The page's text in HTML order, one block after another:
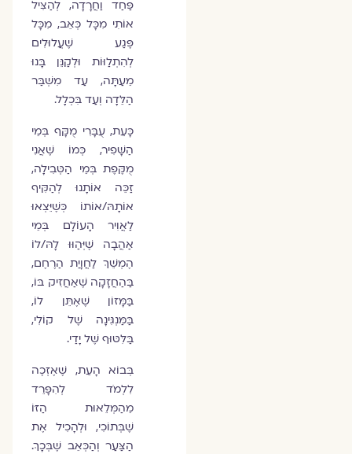
פַּחַד וַחֲרָדָה, לְהַצִּיל
אוֹתִי מִכָּל כְּאֵב, מִכָּל
פֶּגַע שֶׁעֲלוּלִים
לְהִתְלַוּוֹת וּלְקַנֵּן בָּנוּ
מֵעַתָּה, עַד מִשְׁבַּר
הַלֵּדָה וְעַד בִּכְלָל.
כָּעֵת, עֻבָּרִי מֻקָּף בְּמֵי
הַשָּׁפִיר, כְּמוֹ שֶׁאֲנִי
מֻקֶּפֶת בְּמֵי הַטְּבִילָה,
זַכֵּה אוֹתָנוּ לְהַקִּיף
אוֹתָהּ/אוֹתוֹ כְּשֶׁיֵּצְאוּ
לַאֲוִיר הָעוֹלָם בְּמֵי
אַהֲבָה שֶׁיְּהַוּוּ לָהּ/לוֹ
הֶמְשֵׁךְ לַחֲוָיַת הַרֶחֶם,
בַּהַחֲזָקָה שֶׁאַחֲזִיק בּוֹ,
בַּמָּזוֹן שֶׁאֶתֵּן לוֹ,
בַּמַּנְגִּינָה שֶׁל קוֹלִי,
בַּלִּטּוּף שֶׁל יָדַי.
בְּבוֹא הָעֵת, שֶׁאֶזְכֶה
לִלְמֹד לְהִפָּרֵד
מֵהַמְּלֵאוּת הַזּוֹ
שֶׁבְּתוֹכִי, וּלְהָכִיל אֶת
הַצַּעַר וְהַכְּאֵב שֶׁבְּכָךְ.